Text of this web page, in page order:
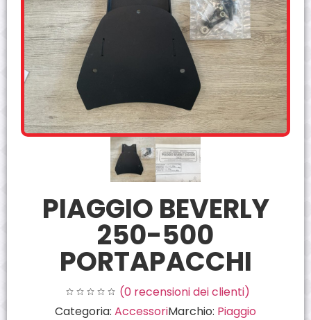
PIAGGIO BEVERLY
250-500
PORTAPACCHI
(0recensioni dei clienti)
Categoria: AccessoriMarchio: Piaggio